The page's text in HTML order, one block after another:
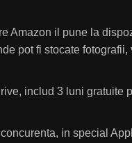
Amazon il pune la
pot fi stocate fotografii,
includ 3 luni gratuite
in special